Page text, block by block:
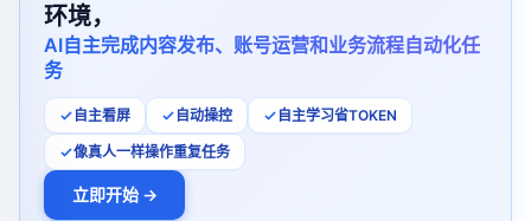
环境，
AI自主完成内容发布、账号运营和业务流程自动化任
务
自主看屏 自动操控 自主学习省TOKEN
像真人一样操作重复任务
立即开始 →